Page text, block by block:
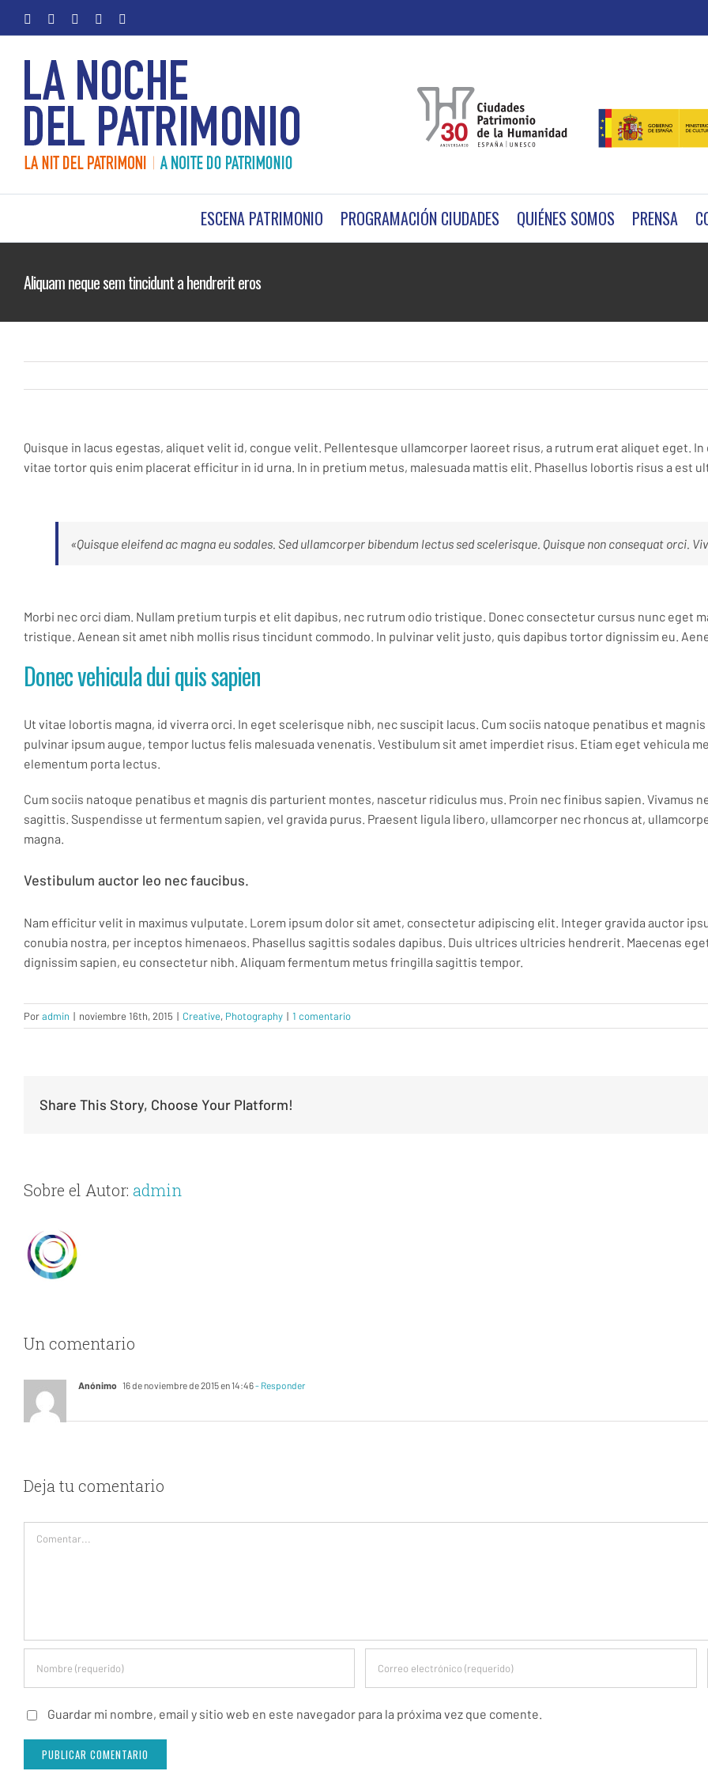
facebook
twitter youtubeinstagram
ESCENA PATRIMONIO PROGRAMACIÓN CIUDADES QUIÉNES SOMOS PRENSA
Aliquam neque sem tincidunt a hendrerit eros
Quisque in lacus egestas, aliquet velit id, congue velit. Pellentesque ullamcorper laoreet risus, a rutrum erat aliquet eget.
vitae tortor quis enim placerat efficitur in id urna. In in pretium metus, malesuada mattis elit. Phasellus lobortis risus a est
«Quisque eleifend ac magna eu sodales. Sed ullamcorper bibendum lectus sed scelerisque. Quisque non consequat orci.
Morbi nec orci diam. Nullam pretium turpis et elit dapibus, nec rutrum odio tristique. Donec consectetur cursus nunc eget
tristique. Aenean sit amet nibh mollis risus tincidunt commodo. In pulvinar velit justo, quis dapibus tortor dignissim eu.
Donec vehicula dui quis sapien
Ut vitae lobortis magna, id viverra orci. In eget scelerisque nibh, nec suscipit lacus. Cum sociis natoque penatibus et
pulvinar ipsum augue, tempor luctus felis malesuada venenatis. Vestibulum sit amet imperdiet risus. Etiam eget vehicula
elementum porta lectus.
Cum sociis natoque penatibus et magnis dis parturient montes, nascetur ridiculus mus. Proin nec finibus sapien. Vivamus
sagittis. Suspendisse ut fermentum sapien, vel gravida purus. Praesent ligula libero, ullamcorper nec rhoncus at,
magna.
Vestibulum auctor leo nec faucibus.
Nam efficitur velit in maximus vulputate. Lorem ipsum dolor sit amet, consectetur adipiscing elit. Integer gravida auctor
conubia nostra, per inceptos himenaeos. Phasellus sagittis sodales dapibus. Duis ultrices ultricies hendrerit. Maecenas
dignissim sapien, eu consectetur nibh. Aliquam fermentum metus fringilla sagittis tempor.
Poradmin | noviembre 16th, 2015 | Creative, Photography | 1 comentario
Share This Story, Choose Your Platform!
Sobre el Autor: admin
Un comentario
Anónimo 16 de noviembre de 2015 en 14:46- Responder
Deja tu comentario
Guardar mi nombre, email y sitio web en este navegador para la próxima vez que comente.